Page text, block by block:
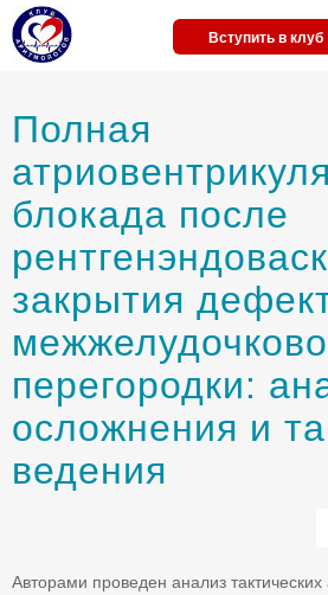
Вступить в клуб
Полная
блокада после
закрытия
перегородки:
осложнения и
ведения
Авторами проведен анализ тактических